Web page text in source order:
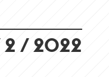
2 / 2022